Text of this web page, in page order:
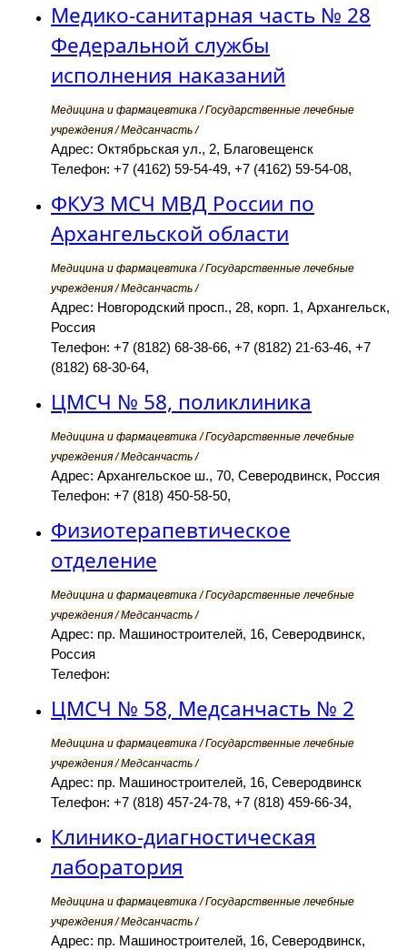
Медико-санитарная часть № 28
Федеральной службы
исполнения наказаний
Медицина и фармацевтика / Государственные лечебные
учреждения / Медсанчасть /
Адрес: Октябрьская ул., 2, Благовещенск
Телефон: +7 (4162) 59-54-49, +7 (4162) 59-54-08,
ФКУЗ МСЧ МВД России по
Архангельской области
Медицина и фармацевтика / Государственные лечебные
учреждения / Медсанчасть /
Адрес: Новгородский просп., 28, корп. 1, Архангельск,
Россия
Телефон: +7 (8182) 68-38-66, +7 (8182) 21-63-46, +7
(8182) 68-30-64,
ЦМСЧ № 58, поликлиника
Медицина и фармацевтика / Государственные лечебные
учреждения / Медсанчасть /
Адрес: Архангельское ш., 70, Северодвинск, Россия
Телефон: +7 (818) 450-58-50,
Физиотерапевтическое
отделение
Медицина и фармацевтика / Государственные лечебные
учреждения / Медсанчасть /
Адрес: пр. Машиностроителей, 16, Северодвинск,
Россия
Телефон:
ЦМСЧ № 58, Медсанчасть № 2
Медицина и фармацевтика / Государственные лечебные
учреждения / Медсанчасть /
Адрес: пр. Машиностроителей, 16, Северодвинск
Телефон: +7 (818) 457-24-78, +7 (818) 459-66-34,
Клинико-диагностическая
лаборатория
Медицина и фармацевтика / Государственные лечебные
учреждения / Медсанчасть /
Адрес: пр. Машиностроителей, 16, Северодвинск,